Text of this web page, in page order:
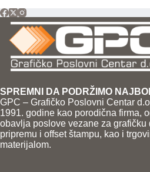
SPREMNI DA PODRŽIMO
GPC – Grafičko Poslovni Centar
1991. godine kao porodična firma,
obavlja poslove vezane za grafičku
pripremu i offset štampu, kao i
materijalom.